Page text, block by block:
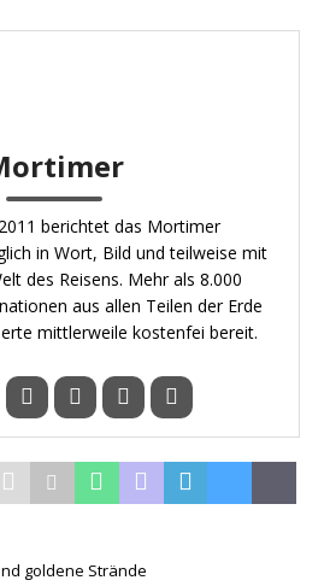
berichtet das Mortimer
in Wort, Bild und teilweise mit
des Reisens. Mehr als 8.000
aus allen Teilen der Erde
mittlerweile kostenfei bereit.
goldene Strände